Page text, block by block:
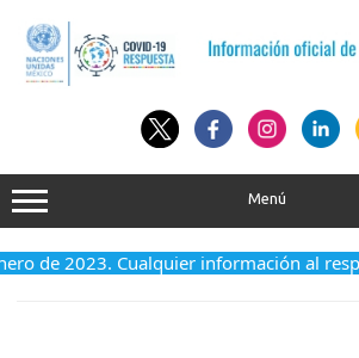
contenido
Menú
de 2023. Cualquier información al